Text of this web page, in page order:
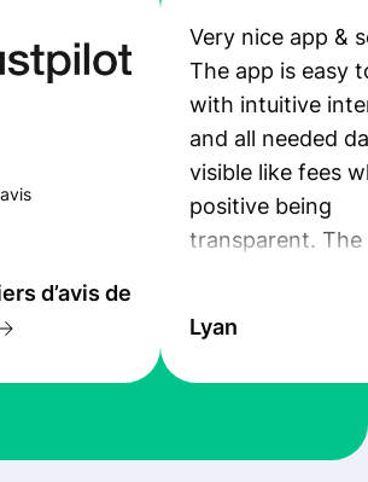
d’avis de
Very nice app &
The app is easy
with intuitive
and all needed
visible like fees
positive being
transparent. The
the exchange
at Profee is very
Lyan